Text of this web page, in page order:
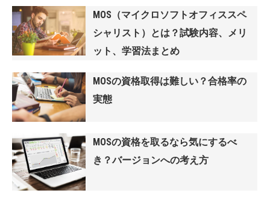
MOS（マイクロソフトオフィススペ
シャリスト）とは？試験内容、メリ
ット、学習法まとめ
MOSの資格取得は難しい？合格率の
実態
MOSの資格を取るなら気にするべ
き？バージョンへの考え方